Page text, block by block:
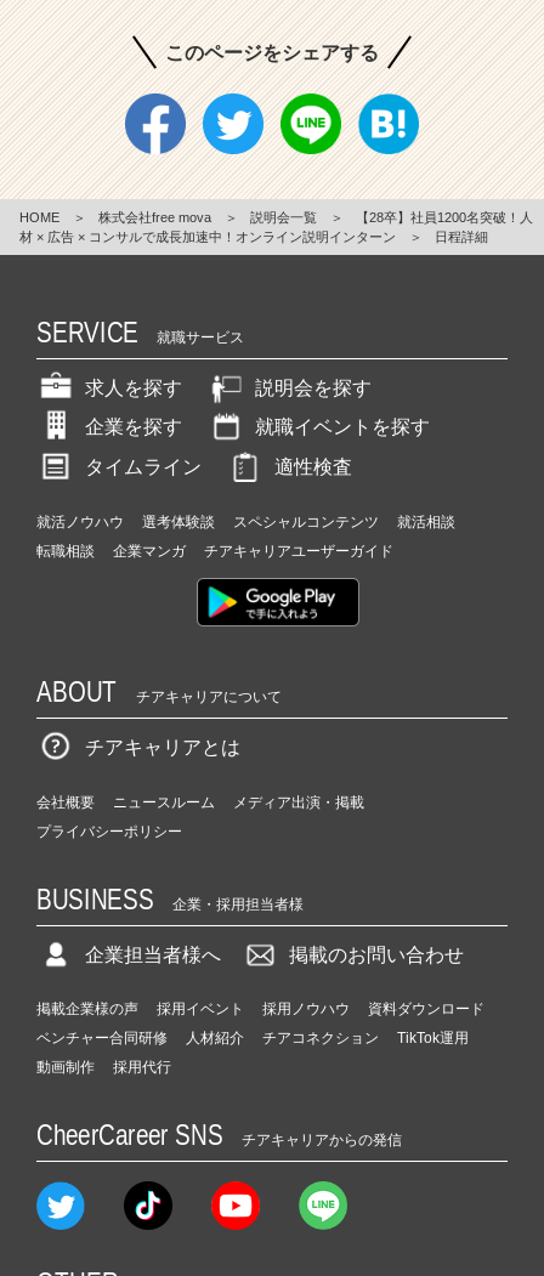
このページをシェアする
HOME ＞ 株式会社free mova ＞ 説明会一覧 ＞
【28卒】社員1200名突破！人
材 × 広告 × コンサルで成長加速中！オンライン説明インターン
＞ 日程詳細
SERVICE 就職サービス
求人を探す
説明会を探す
企業を探す
就職イベントを探す
タイムライン
適性検査
就活ノウハウ 選考体験談 スペシャルコンテンツ
就活相談
転職相談
企業マンガ チアキャリアユーザーガイド
ABOUT チアキャリアについて
チアキャリアとは
会社概要 ニュースルーム
メディア出演・掲載
プライバシーポリシー
BUSINESS 企業・採用担当者様
企業担当者様へ 掲載のお問い合わせ
掲載企業様の声 採用イベント 採用ノウハウ
資料ダウンロード
ベンチャー合同研修
人材紹介 チアコネクション
TikTok運用
動画制作
採用代行
CheerCareer SNS チアキャリアからの発信